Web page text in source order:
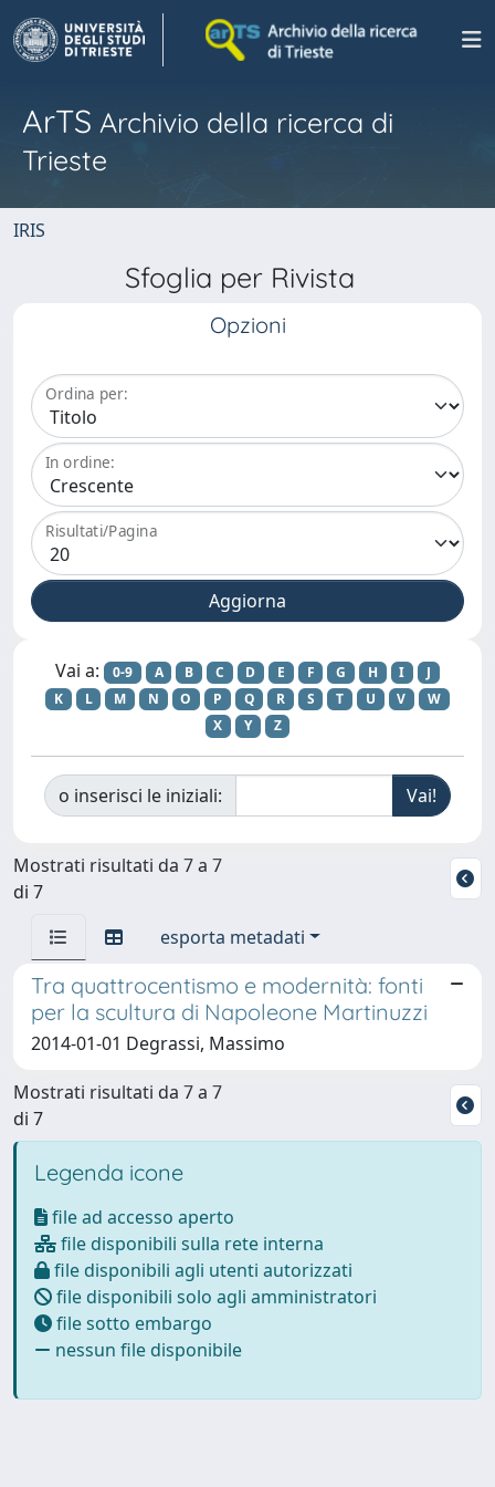
ArTS Archivio della ricerca di
Trieste
IRIS
Sfoglia per Rivista
Opzioni
Ordina per:
In ordine:
Risultati/Pagina
Vai a: 0-9 A B C D E F G H I
J
K
L M N O P Q R S T U V
W
X
Y Z
o inserisci le iniziali:
Mostrati risultati da 7 a 7
di 7
esporta metadati
Tra quattrocentismo e modernità: fonti
per la scultura di Napoleone Martinuzzi
2014-01-01 Degrassi, Massimo
Mostrati risultati da 7 a 7
di 7
Legenda icone
file ad accesso aperto
file disponibili sulla rete interna
file disponibili agli utenti autorizzati
file disponibili solo agli amministratori
file sotto embargo
nessun file disponibile